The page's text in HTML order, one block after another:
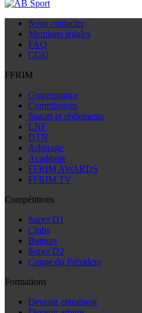
Nous contacter
Mentions légales
FAQ
CGU
FFRIM
Gouvernance
Commissions
Statuts et règlements
LNF
DTN
Arbitrage
Académie
FFRIM AWARDS
FFRIM TV
Compétitions
Super D1
Clubs
Buteurs
Super D2
Coupe du Président
Formations
Devenir entraîneur